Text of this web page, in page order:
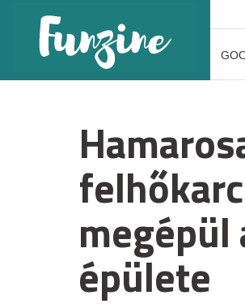
megépül
épülete